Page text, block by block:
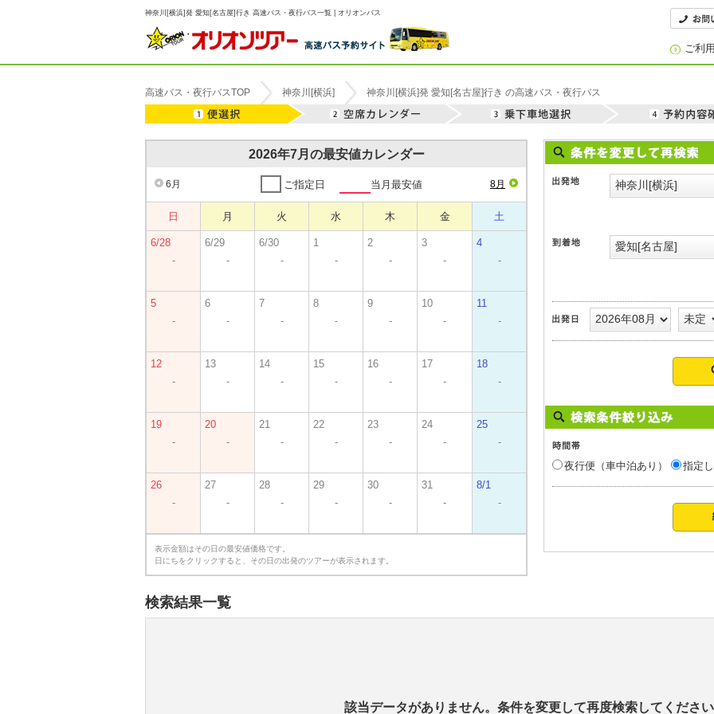
神奈川[横浜]発 愛知[名古屋]行き 高速バス・夜行バス一覧 | オリオンバス
ご利
高速バス・夜行バスTOP 神奈川[横浜] 神奈川[横浜]発 愛知[名古屋]行き の高速バス・夜行バス
2026年7月の最安値カレンダー
6月 8月
ご指定日 当月最安値
日 月 火 水 木 金 土
6/28
-
6/29
-
6/30
-
1
-
2
-
3
-
4
-
5
-
6
-
7
-
8
-
9
-
10
-
11
-
12
-
13
-
14
-
15
-
16
-
17
-
18
-
19
-
20
-
21
-
22
-
23
-
24
-
25
-
26
-
27
-
28
-
29
-
30
-
31
-
8/1
-
表示金額はその日の最安値価格です。
日にちをクリックすると、その日の出発のツアーが表示されます。
夜行便（車中泊あり） 指定
検索結果一覧
該当データがありません。条件を変更して再度検索してくださ